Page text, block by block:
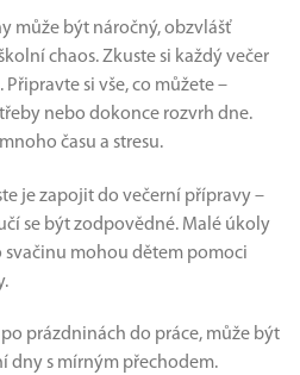
může být náročný, obzvlášť
chaos. Zkuste si každý večer
si vše, co můžete –
nebo dokonce rozvrh dne.
času a stresu.
je zapojit do večerní přípravy –
se být zodpovědné. Malé úkoly
mohou dětem pomoci
prázdninách do práce, může být
dny s mírným přechodem.